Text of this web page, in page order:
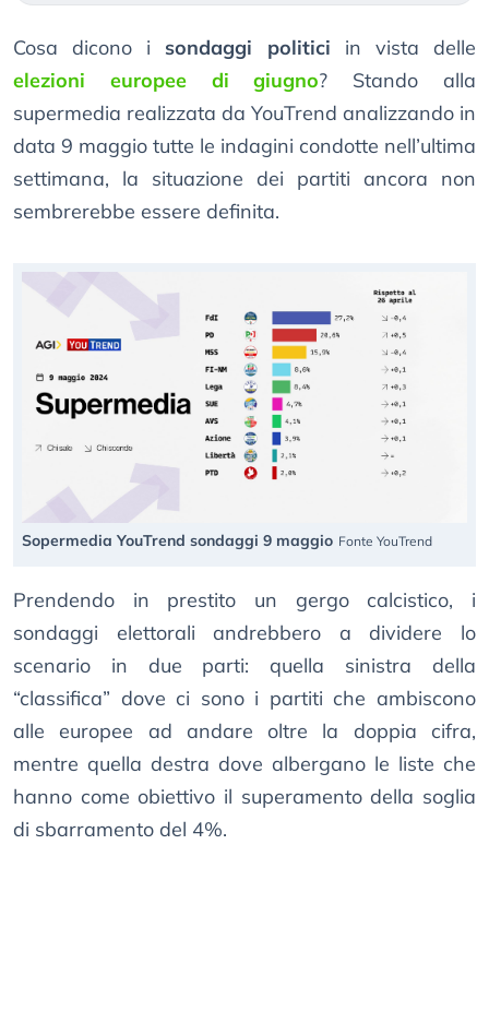
Cosa dicono i sondaggi politici in vista delle
elezioni europee di giugno? Stando alla
supermedia realizzata da YouTrend analizzando in
data 9 maggio tutte le indagini condotte nell’ultima
settimana, la situazione dei partiti ancora non
sembrerebbe essere definita.
Sopermedia YouTrend sondaggi 9 maggio Fonte YouTrend
Prendendo in prestito un gergo calcistico, i
sondaggi elettorali andrebbero a dividere lo
scenario in due parti: quella sinistra della
“classifica” dove ci sono i partiti che ambiscono
alle europee ad andare oltre la doppia cifra,
mentre quella destra dove albergano le liste che
hanno come obiettivo il superamento della soglia
di sbarramento del 4%.